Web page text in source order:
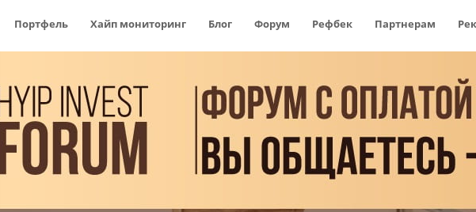
Портфель Хайп мониторинг Блог Форум Рефбек Партнерам